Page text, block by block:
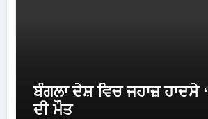
ਬੰਗਲਾ ਦੇਸ਼ ਵਿਚ ਜਹਾਜ਼ ਹਾਦਸੇ
ਦੀ ਮੌਤ